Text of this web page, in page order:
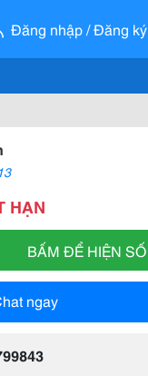
Đăng nhập / Đăng ký
HẠN
BẤM ĐỂ HIỆN SỐ
ngay